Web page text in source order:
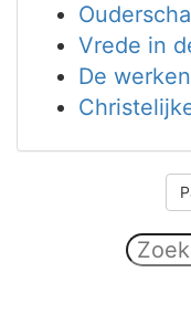
Vrede in
De